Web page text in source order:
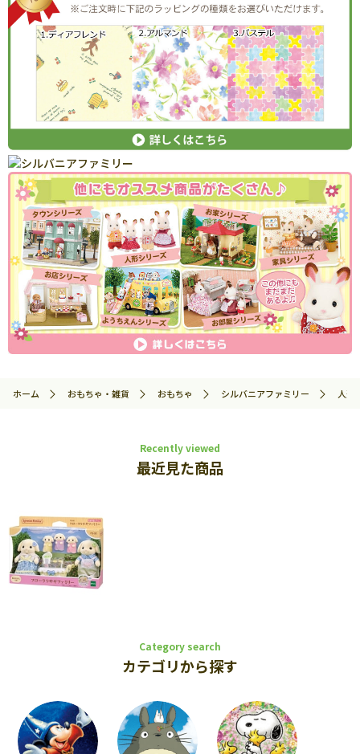
ホーム おもちゃ・雑貨 おもちゃ シルバニアファミリー 人形
Recently viewed
最近見た商品
Category search
カテゴリから探す